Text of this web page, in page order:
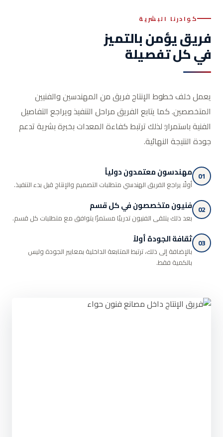
كوادرنا البشرية
فريق يؤمن بالتميز
في كل تفصيلة
يعمل خلف خطوط الإنتاج فريق من المهندسين والفنيين
المتخصصين. كما يتابع الفريق مراحل التنفيذ ويراجع التفاصيل
الفنية باستمرار؛ لذلك ترتبط كفاءة المعدات بخبرة بشرية تدعم
جودة النتيجة النهائية.
01 مهندسون معتمدون دولياً
أولًا يراجع الفريق الهندسي متطلبات التصميم والإنتاج قبل بدء التنفيذ.
02 فنيون متخصصون في كل قسم
بعد ذلك يتلقى الفنيون تدريبًا مستمرًا يتوافق مع متطلبات كل قسم.
03 ثقافة الجودة أولاً
بالإضافة إلى ذلك، ترتبط المتابعة الداخلية بمعايير الجودة وليس
بالكمية فقط.